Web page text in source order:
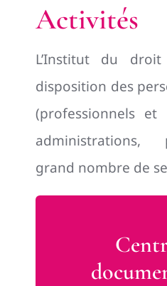
Activités
L’Institut du
disposition des
(professionnels et
administrations,
grand nombre de